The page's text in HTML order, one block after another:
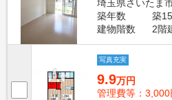
埼玉県さいたま
築年数
築
建物階数
2階
写真充実
9.9万円
管理費等：3,000